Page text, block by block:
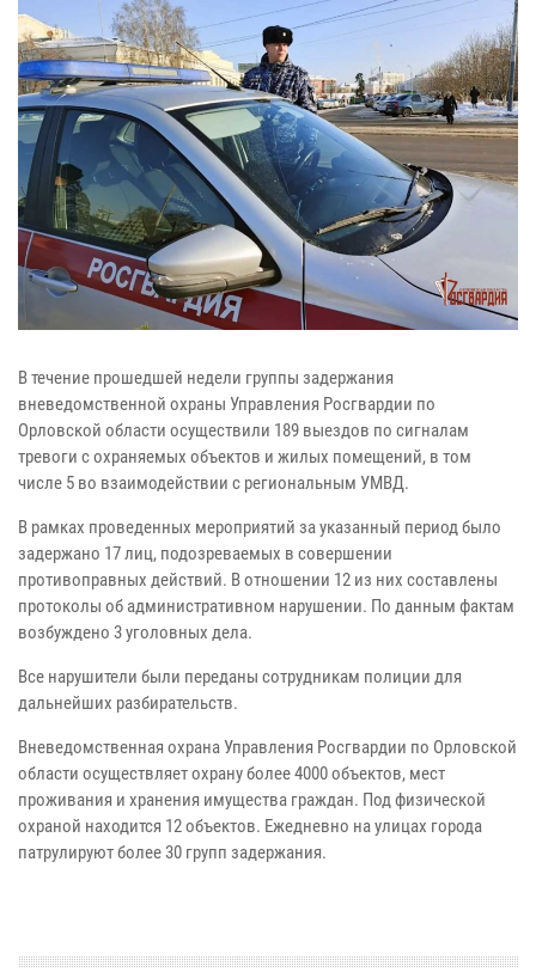
В течение прошедшей недели группы задержания
вневедомственной охраны Управления Росгвардии по
Орловской области осуществили 189 выездов по сигналам
тревоги с охраняемых объектов и жилых помещений, в том
числе 5 во взаимодействии с региональным УМВД.
В рамках проведенных мероприятий за указанный период было
задержано 17 лиц, подозреваемых в совершении
противоправных действий. В отношении 12 из них составлены
протоколы об административном нарушении. По данным фактам
возбуждено 3 уголовных дела.
Все нарушители были переданы сотрудникам полиции для
дальнейших разбирательств.
Вневедомственная охрана Управления Росгвардии по Орловской
области осуществляет охрану более 4000 объектов, мест
проживания и хранения имущества граждан. Под физической
охраной находится 12 объектов. Ежедневно на улицах города
патрулируют более 30 групп задержания.